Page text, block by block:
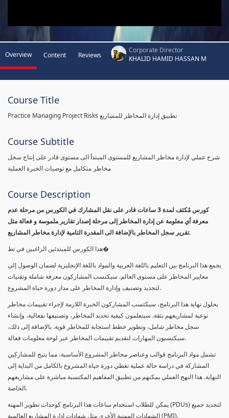
Overview Content Reviews
Corporate Director
KHALID HAMID HASSAN M
Course Title
Practice Managing Project Risks تطبيق إدارة المخاطر للمشاريع
Course Subtitle
شرح عملي لإدارة مخاطر المشاريع للمستوى المبتدأ الى مستوى قادر على إنتاج سجل
مخاطر متكامل مع توصيات الخبرة العملية
Course Description
كورس مٌكثف لمدة 3 ساعات قادر على نقل المشارك في الكورس من مرحلة عدم
معرفة أي معلومة عن إدارة المخاطر إلى مرحلة إصدار تقارير ملموسة و فعالة مثل
تقرير سجل المخاطر بالإضافة الى المقدرة التامية لإدارة مخاطر المشاريع.
هذا الكورس للمبتدئين الراغبين في تط�
يجمع هذا البرنامج بين التعليم باللغة العربية والمواد باللغة الإنجليزية لضمان الوصول إلى
معايير المخاطر على مستوى العالم. سيكتسب المشاركون معرفة شاملة وتقنيات
لتحديد وتصنيف وإدارة المخاطر على مدار دورة حياة المشروع.
بحلول نهاية هذا البرنامج، سيكتسب المشاركون الخبرة اللازمة لإجراء تقييمات مخاطر
نوعية لمشاريعهم بثقة. سيتعلمون كيفية تحديد المخاطر، وتصنيفها بفعالية، وإنشاء
سجل مخاطر شامل، وتطوير خطط استجابة للمخاطر قوية. بالإضافة إلى ذلك،
سيكتسبون المهارات لتقديم تقييمات المخاطر عبر لوحة معلومات فعالة.
تشمل مواد البرنامج قوالب وعناصر مخاطر المشروع الأساسية، مما يتيح للمشاركين
المشاركة في دراسة حالة عملية تغطي دورة حياة المشروع بالكامل من البداية إلى
النهاية. هذا النهج العملي يمكنهم من تطبيق المفاهيم المكتسبة مباشرة على مشاريعهم
الخاصة.
يمكن للطلاب استخدام ساعات هذا البرنامج كوحدات تطوير المهنة (PDUs) لتجديد جميع
الشهادات المهنية الأخرى مثل شهادات إدارة المشاريع العالمية (PMI).